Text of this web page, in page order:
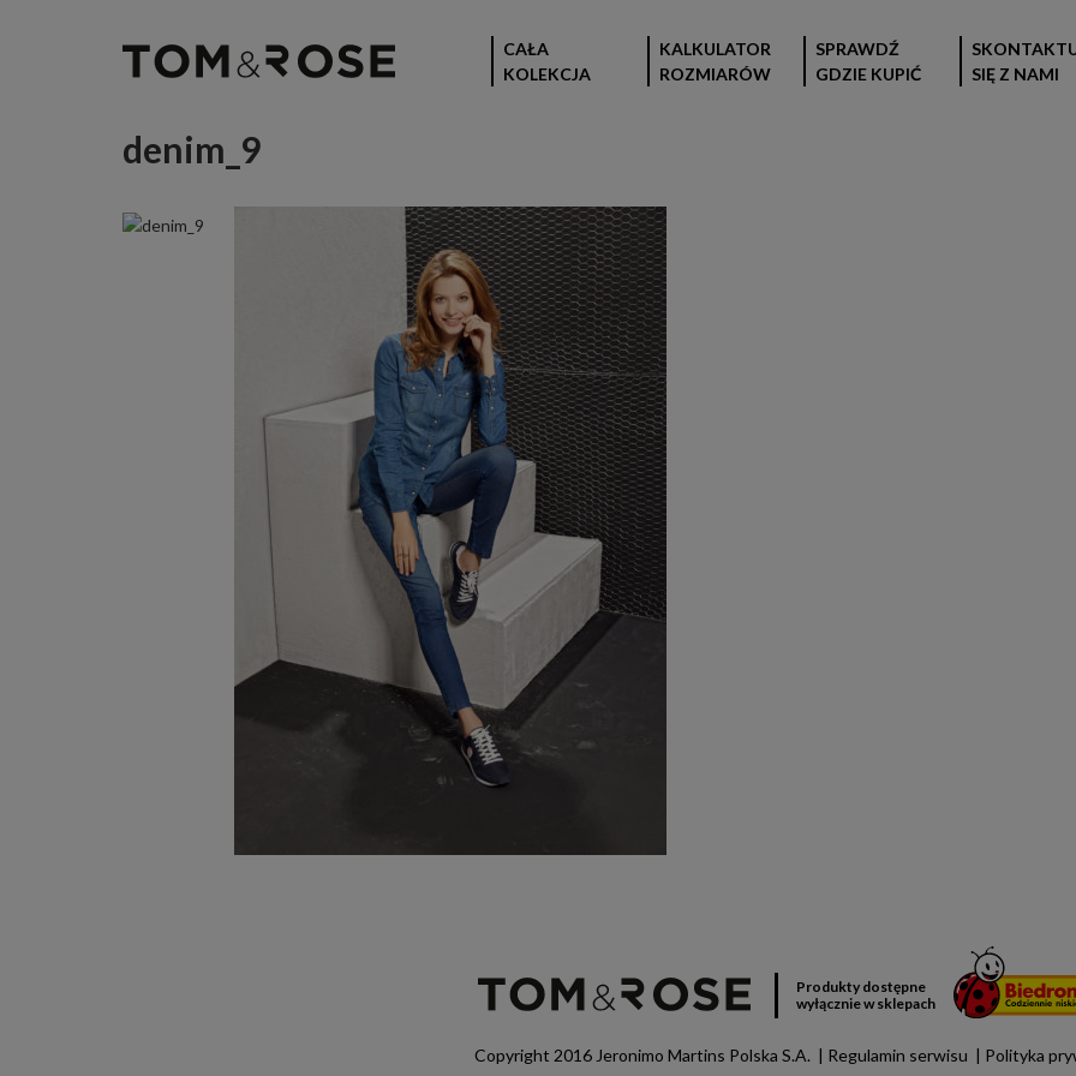
CAŁA
KOLEKCJA
KALKULATOR
ROZMIARÓW
SPRAWDŹ
GDZIE KUPIĆ
SIĘ Z NAMI
denim_9
Produkty dostępne
wyłącznie w sklepach
Copyright 2016 Jeronimo Martins Polska S.A. Regulamin serwisu Polityka